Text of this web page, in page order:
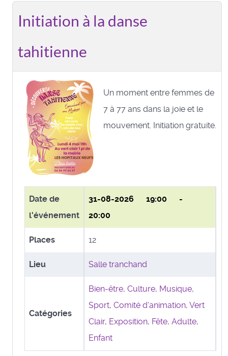
Initiation à la danse
tahitienne
Un moment entre femmes de
7 à 77 ans dans la joie et le
mouvement. Initiation gratuite.
Date de
l'événement
31-08-2026 19:00 -
20:00
Places 12
Lieu Salle tranchand
Catégories
Bien-être, Culture, Musique,
Sport, Comité d'animation, Vert
Clair, Exposition, Fête, Adulte,
Enfant